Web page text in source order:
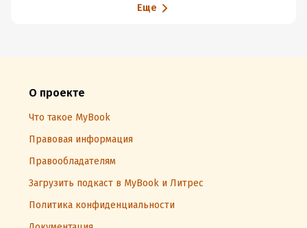
Еще
О проекте
Что такое MyBook
Правовая информация
Правообладателям
Загрузить подкаст в MyBook и Литрес
Политика конфиденциальности